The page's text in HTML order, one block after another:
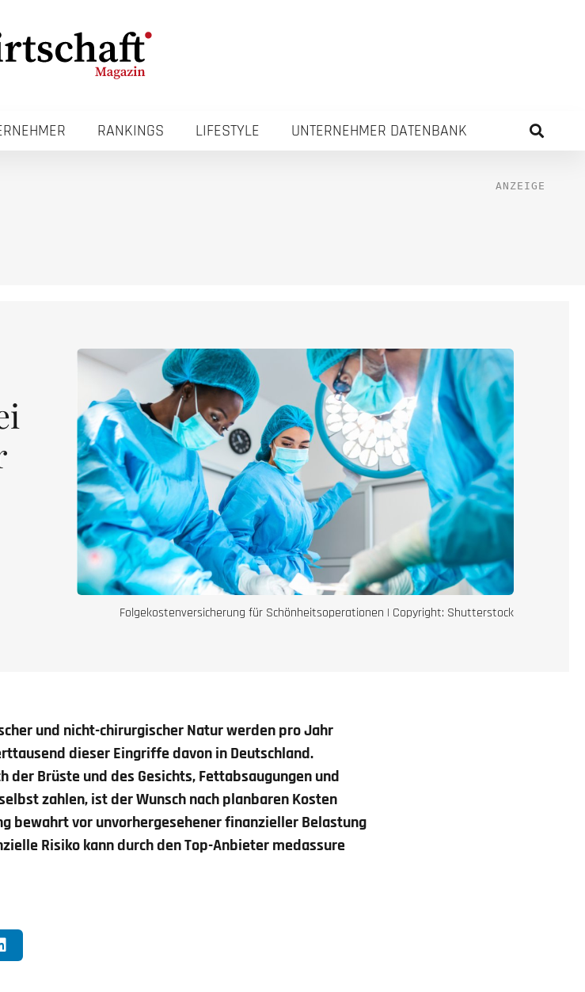
RANKINGS LIFESTYLE UNTERNEHMER DATENBANK
Folgekostenversicherung für Schönheitsoperationen | Copyright: Shutterstock
und nicht-chirurgischer Natur werden pro Jahr
dieser Eingriffe davon in Deutschland.
der Brüste und des Gesichts, Fettabsaugungen und
zahlen, ist der Wunsch nach planbaren Kosten
bewahrt vor unvorhergesehener finanzieller Belastung
Risiko kann durch den Top-Anbieter medassure